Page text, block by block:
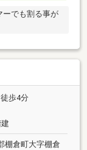
ーでも割る事が
歩4分
棚倉町大字棚倉